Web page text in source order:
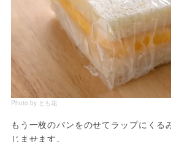
Photo by とも花
もう一枚のパンをのせてラップにくる
じませます。